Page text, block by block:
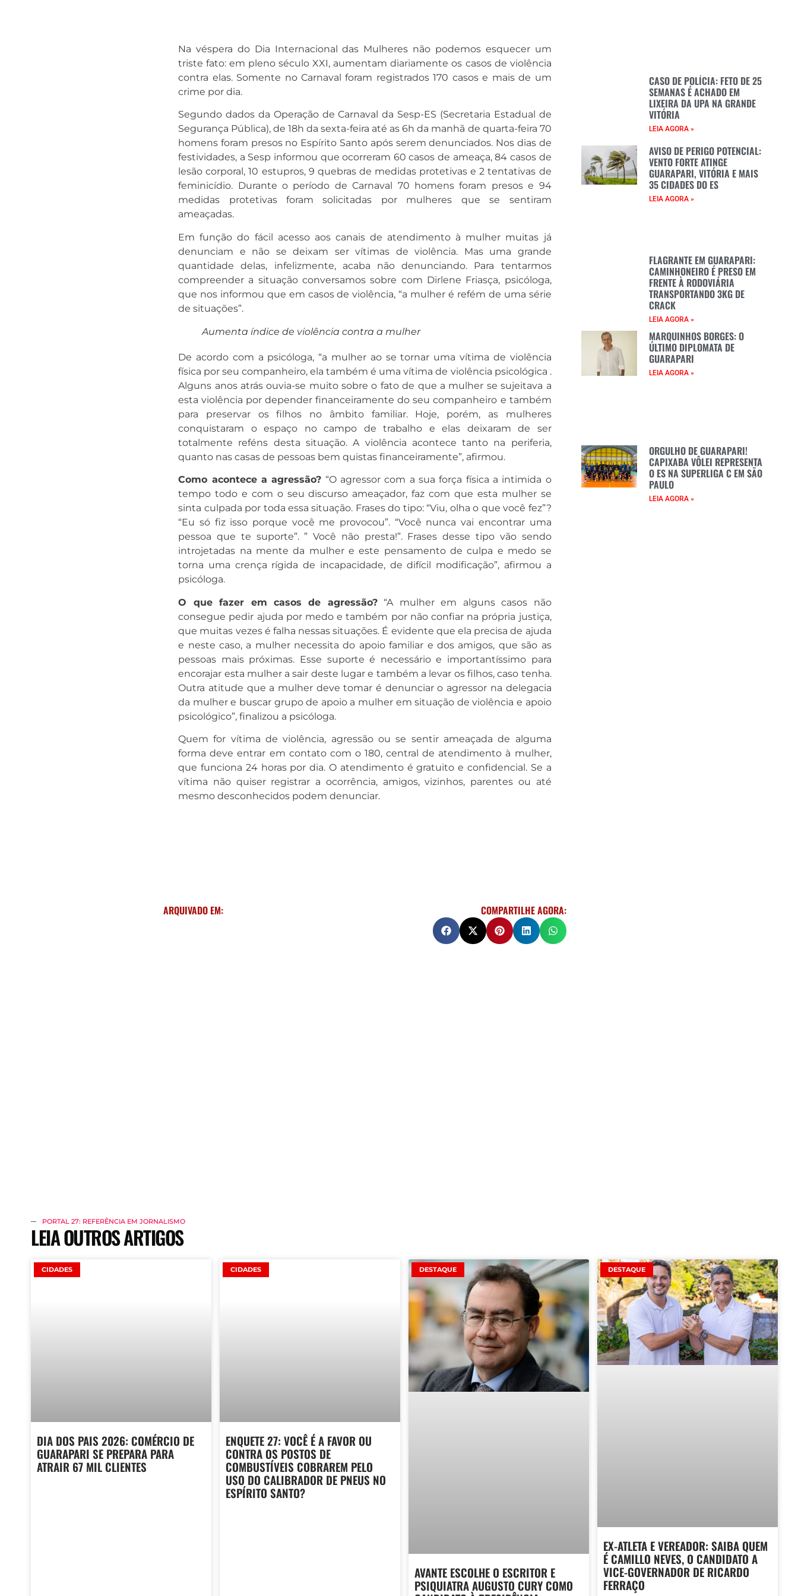
Na véspera do Dia Internacional das Mulheres não podemos esquecer um
triste fato: em pleno século XXI, aumentam diariamente os casos de violência
contra elas. Somente no Carnaval foram registrados 170 casos e mais de um
crime por dia.
Segundo dados da Operação de Carnaval da Sesp-ES (Secretaria Estadual de
Segurança Pública), de 18h da sexta-feira até as 6h da manhã de quarta-feira 70
homens foram presos no Espírito Santo após serem denunciados. Nos dias de
festividades, a Sesp informou que ocorreram 60 casos de ameaça, 84 casos de
lesão corporal, 10 estupros, 9 quebras de medidas protetivas e 2 tentativas de
feminicídio. Durante o período de Carnaval 70 homens foram presos e 94
medidas protetivas foram solicitadas por mulheres que se sentiram
ameaçadas.
Em função do fácil acesso aos canais de atendimento à mulher muitas já
denunciam e não se deixam ser vítimas de violência. Mas uma grande
quantidade delas, infelizmente, acaba não denunciando. Para tentarmos
compreender a situação conversamos sobre com Dirlene Friasça, psicóloga,
que nos informou que em casos de violência, “a mulher é refém de uma série
de situações”.
Aumenta índice de violência contra a mulher
De acordo com a psicóloga, “a mulher ao se tornar uma vítima de violência
física por seu companheiro, ela também é uma vítima de violência psicológica .
Alguns anos atrás ouvia-se muito sobre o fato de que a mulher se sujeitava a
esta violência por depender financeiramente do seu companheiro e também
para preservar os filhos no âmbito familiar. Hoje, porém, as mulheres
conquistaram o espaço no campo de trabalho e elas deixaram de ser
totalmente reféns desta situação. A violência acontece tanto na periferia,
quanto nas casas de pessoas bem quistas financeiramente”, afirmou.
Como acontece a agressão? “O agressor com a sua força física a intimida o
tempo todo e com o seu discurso ameaçador, faz com que esta mulher se
sinta culpada por toda essa situação. Frases do tipo: “Viu, olha o que você fez”?
“Eu só fiz isso porque você me provocou”. “Você nunca vai encontrar uma
pessoa que te suporte”. ” Você não presta!”. Frases desse tipo vão sendo
introjetadas na mente da mulher e este pensamento de culpa e medo se
torna uma crença rígida de incapacidade, de difícil modificação”, afirmou a
psicóloga.
O que fazer em casos de agressão?“A mulher em alguns casos não
consegue pedir ajuda por medo e também por não confiar na própria justiça,
que muitas vezes é falha nessas situações. É evidente que ela precisa de ajuda
e neste caso, a mulher necessita do apoio familiar e dos amigos, que são as
pessoas mais próximas. Esse suporte é necessário e importantíssimo para
encorajar esta mulher a sair deste lugar e também a levar os filhos, caso tenha.
Outra atitude que a mulher deve tomar é denunciar o agressor na delegacia
da mulher e buscar grupo de apoio a mulher em situação de violência e apoio
psicológico”, finalizou a psicóloga.
Quem for vítima de violência, agressão ou se sentir ameaçada de alguma
forma deve entrar em contato com o 180, central de atendimento à mulher,
que funciona 24 horas por dia. O atendimento é gratuito e confidencial. Se a
vítima não quiser registrar a ocorrência, amigos, vizinhos, parentes ou até
mesmo desconhecidos podem denunciar.
ARQUIVADO EM: COMPARTILHE AGORA:
CASO DE POLÍCIA: FETO DE 25
SEMANAS É ACHADO EM
LIXEIRA DA UPA NA GRANDE
VITÓRIA
LEIA AGORA »
AVISO DE PERIGO POTENCIAL:
VENTO FORTE ATINGE
GUARAPARI, VITÓRIA E MAIS
35 CIDADES DO ES
LEIA AGORA »
FLAGRANTE EM GUARAPARI:
CAMINHONEIRO É PRESO EM
FRENTE À RODOVIÁRIA
TRANSPORTANDO 3KG DE
CRACK
LEIA AGORA »
MARQUINHOS BORGES: O
ÚLTIMO DIPLOMATA DE
GUARAPARI
LEIA AGORA »
ORGULHO DE GUARAPARI!
CAPIXABA VÔLEI REPRESENTA
O ES NA SUPERLIGA C EM SÃO
PAULO
LEIA AGORA »
PORTAL 27: REFERÊNCIA EM JORNALISMO
LEIA OUTROS ARTIGOS
CIDADES
DIA DOS PAIS 2026: COMÉRCIO DE
GUARAPARI SE PREPARA PARA
ATRAIR 67 MIL CLIENTES
CIDADES
ENQUETE 27: VOCÊ É A FAVOR OU
CONTRA OS POSTOS DE
COMBUSTÍVEIS COBRAREM PELO
USO DO CALIBRADOR DE PNEUS NO
ESPÍRITO SANTO?
DESTAQUE
AVANTE ESCOLHE O ESCRITOR E
PSIQUIATRA AUGUSTO CURY COMO
DESTAQUE
EX-ATLETA E VEREADOR: SAIBA QUEM
É CAMILLO NEVES, O CANDIDATO A
VICE-GOVERNADOR DE RICARDO
FERRAÇO